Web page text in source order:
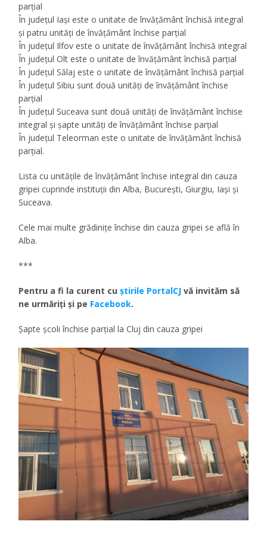
parțial
În județul Iași este o unitate de învățământ închisă integral
și patru unități de învățământ închise parțial
În județul Ilfov este o unitate de învățământ închisă integral
În județul Olt este o unitate de învățământ închisă parțial
În județul Sălaj este o unitate de învățământ închisă parțial
În județul Sibiu sunt două unități de învățământ închise
parțial
În județul Suceava sunt două unități de învățământ închise
integral și șapte unități de învățământ închise parțial
În județul Teleorman este o unitate de învățământ închisă
parțial.
Lista cu unitățile de învățământ închise integral din cauza
gripei cuprinde instituții din Alba, București, Giurgiu, Iași și
Suceava.
Cele mai multe grădinițe închise din cauza gripei se află în
Alba.
***
Pentru a fi la curent cuştirile PortalCJ vă invităm să
ne urmăriţi şi pe Facebook.
Șapte școli închise parțial la Cluj din cauza gripei